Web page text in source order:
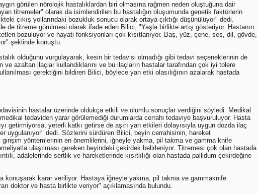
görülen nörolojik hastalıklardan biri olmasına rağmen neden oluştuğuna dair
titremeler" olarak da isimlendirilen bu hastalığın oluşumunda genetik faktörlerin
çıkış yollarındaki bozukluk sonucu olarak ortaya çıktığı düşünülüyor" dedi.
de titreme görülmesi olarak ifade eden Bilici, "Yaşla birlikte artış gösteriyor. Hastanın
bozuluyor ve hayati fonksiyonları çok kısıtlanıyor. Baş, yüz, çene, ses, dil, gövde,
şeklinde konuştu.
olduğunu vurgulayarak, kesin bir tedavisi olmadığı gibi tedavi seçeneklerinin de
azaltan ilaçlar kullandıklarını ve bu ilaçların hastalar tarafından çok iyi tolere
gerektiğini bildiren Bilici, böylece yan etki olasılığının azalarak hastada
hastalar üzerinde oldukça etkili ve olumlu sonuçlar verdiğini söyledi. Medikal
tedaviden yarar görülemediği durumlarda cerrahi tedaviye başvuruluyor. Hasta
getirmiyorsa, yeterli katkı getirse de aşırı yan etkileri dolayısıyla uygun dozda ilaç
uygulanıyor" dedi. Sözlerini sürdüren Bilici, beyin cerrahisinin, hareket
girişim yöntemlerinin en önemlilerini, iğneyle yakma, pil takma ve gamma knife
ulaşılması gereken beyindeki çekirdek belirleniyor. Titremesi çok olan hastada
adalelerinde sertlik ve hareketlerinde kısıtlılığı olan hastada pallidum çekirdeğine
konuşarak karar veriliyor. Hastaya iğneyle yakma, pil takma ve gammaknife
doktor ve hasta birlikte veriyor" açıklamasında bulundu.